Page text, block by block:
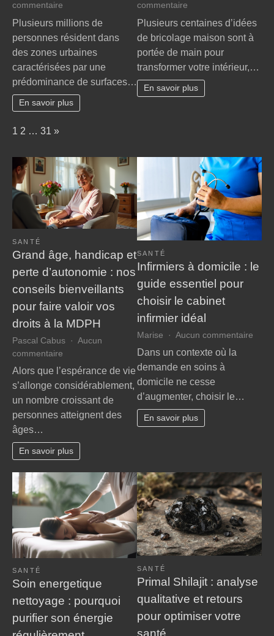
commentaire
Pourquoi
jardinage
urbain
transforme
les
villes
?
Plusieurs millions de
personnes résident dans
des zones urbaines
caractérisées par une
prédominance de surfaces…
En savoir plus
commentaire
Idées
pour
une
déco
bricolage
chez
Plusieurs centaines d’idées
de bricolage maison sont à
portée de main pour
transformer votre intérieur,…
En savoir plus
Page:
1 2 … 31 Next
»
SANTÉ
Grand âge, handicap et
perte d’autonomie : nos
conseils bienveillants
pour faire valoir vos
droits à la MDPH
Pascal Cabus
Aucun
commentaire
Grand
âge,
handicap
et
perte
:
nos
bienveillants
pour
faire
valoir
vos
droits
à
MDPH
Alors que l’espérance de vie
s’allonge considérablement,
un nombre croissant de
personnes atteignent des
âges…
En savoir plus
SANTÉ
Infirmiers à domicile : le
guide essentiel pour
choisir le cabinet
infirmier idéal
Marise Aucun commentaire
idéal
Dans un contexte où la
demande en soins à
domicile ne cesse
d’augmenter, choisir le…
En savoir plus
SANTÉ
Soin energetique
nettoyage : pourquoi
purifier son énergie
SANTÉ
Primal Shilajit : analyse
qualitative et retours
pour optimiser votre
santé